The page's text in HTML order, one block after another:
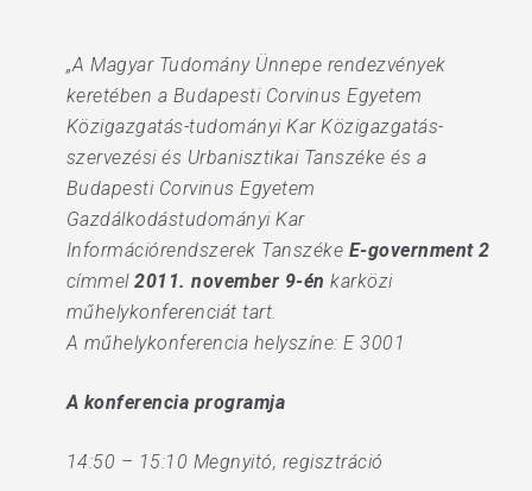
„A Magyar Tudomány Ünnepe rendezvények
keretében a Budapesti Corvinus Egyetem
Közigazgatás-tudományi Kar Közigazgatás-
szervezési és Urbanisztikai Tanszéke és a
Budapesti Corvinus Egyetem
Gazdálkodástudományi Kar
Információrendszerek Tanszéke E-government 2
címmel2011. november 9-én karközi
műhelykonferenciát tart.
A műhelykonferencia helyszíne: E 3001
A konferencia programja
14:50 – 15:10 Megnyitó, regisztráció